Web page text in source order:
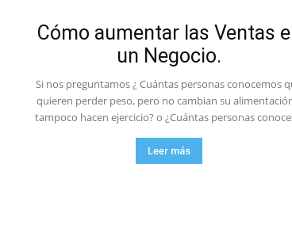
Cómo aumentar las Ventas
un Negocio.
Si nos preguntamos ¿ Cuántas personas conocemos
quieren perder peso, pero no cambian su
tampoco hacen ejercicio? o ¿Cuántas personas
Leer más